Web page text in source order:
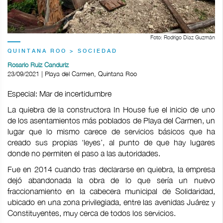
Foto: Rodrigo Díaz Guzmán
QUINTANA ROO > SOCIEDAD
Rosario Ruiz Canduriz
23/09/2021 | Playa del Carmen, Quintana Roo
Especial: Mar de incertidumbre
La quiebra de la constructora In House fue el inicio de uno
de los asentamientos más poblados de Playa del Carmen, un
lugar que lo mismo carece de servicios básicos que ha
creado sus propias ‘leyes’, al punto de que hay lugares
donde no permiten el paso a las autoridades.
Fue en 2014 cuando tras declararse en quiebra, la empresa
dejó abandonada la obra de lo que sería un nuevo
fraccionamiento en la cabecera municipal de Solidaridad,
ubicado en una zona privilegiada, entre las avenidas Juárez y
Constituyentes, muy cerca de todos los servicios.